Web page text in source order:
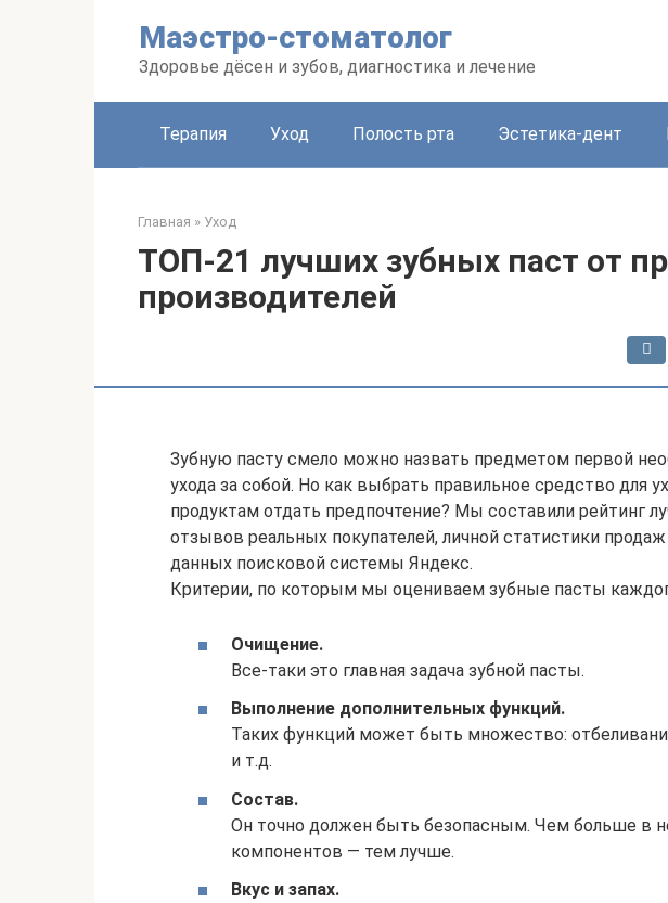
Маэстро-стоматолог
Здоровье дёсен и зубов, диагностика и лечение
Терапия Уход Полость рта Эстетика-дент
Главная » Уход
ТОП-21 лучших зубных паст от
производителей
Зубную пасту смело можно назвать предметом первой
ухода за собой. Но как выбрать правильное средство для
продуктам отдать предпочтение? Мы составили рейтинг
отзывов реальных покупателей, личной статистики
данных поисковой системы Яндекс.
Критерии, по которым мы оцениваем зубные пасты
Очищение.
Все-таки это главная задача зубной пасты.
Выполнение дополнительных функций.
Таких функций может быть множество:
и т.д.
Состав.
Он точно должен быть безопасным. Чем больше в
компонентов — тем лучше.
Вкус и запах.